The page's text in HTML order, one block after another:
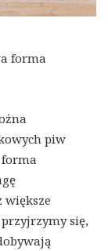
forma
piw
większe
się,